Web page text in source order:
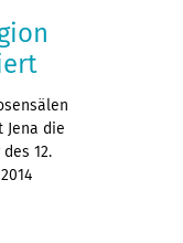
die
12.